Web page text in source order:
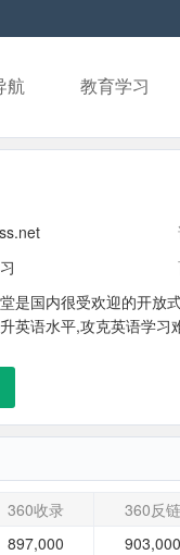
航 教育学习
是国内很受欢迎的开放
英语水平,攻克英语学习
360收录 360反链
897,000 903,000